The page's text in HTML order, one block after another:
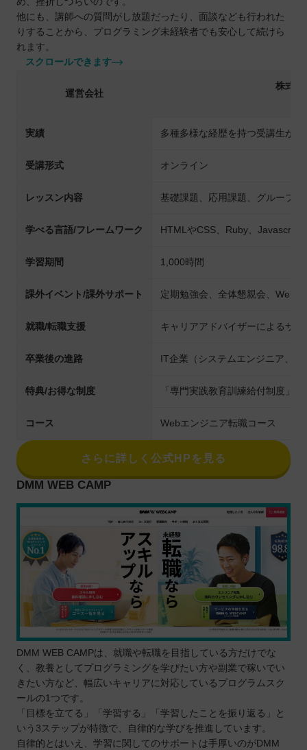
他にも、講師への質問がし放題だったり、面談なども行われた
りすることから、プログラミング未経験者でも安心して続けら
れます。
スクロールできます
運営会社
株式会
実績 多種多様な経歴を持つ受講生が転
受講形式 オンライン
レッスン内容 基礎課題、応用課題、グループワ
学べる言語/フレームワーク HTMLやCSS、Ruby、Javascript
学習期間 1,000時間
課外イベント/課外サポート 定期勉強会、全体懇親会、Web
就職/転職支援 キャリアアドバイザーによるサ
卒業後の進路 IT企業（システムエンジニア、
特典/お得な制度 「専門実践教育訓練給付制度」対
コース Webエンジニア転職コース
さらに詳しく公式HPを見る
DMM WEB CAMP
DMM WEB CAMPは、就職や転職を目指している方だけでな
く、教養としてプログラミングを学びたい方や副業で稼いでい
きたい方など、幅広いキャリアに対応しているプログラムスク
ールの1つです。
「目標を立てる」「学習する」「学習したことを振り返る」と
いう3ステップが特徴で、自律的な学びを推進しています。
自律的とはいえ、学習に関してのサポートは手厚いのがDMM